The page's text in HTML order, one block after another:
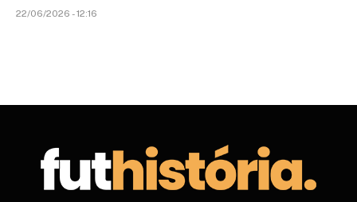
22/06/2026 - 12:16